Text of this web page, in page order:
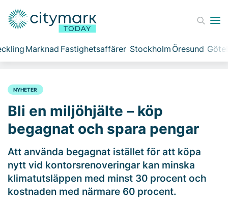
Marknad Fastighetsaffärer Stockholm Öresund
NYHETER
Bli en miljöhjälte – köp
begagnat och spara pengar
Att använda begagnat istället för att köpa
nytt vid kontorsrenoveringar kan minska
klimatutsläppen med minst 30 procent och
kostnaden med närmare 60 procent.